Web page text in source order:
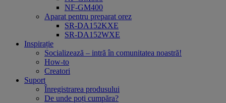
NF-GM400
Aparat pentru preparat orez
SR-DA152KXE
SR-DA152WXE
Inspirație
Socializează – intră în comunitatea noastră!
How-to
Creatori
Suport
Înregistrarea produsului
De unde poți cumpăra?